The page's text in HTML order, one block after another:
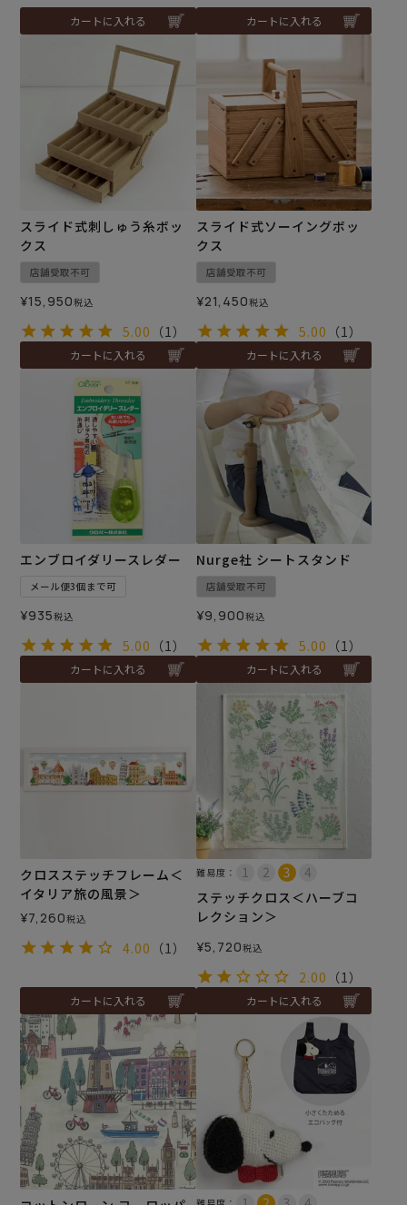
カートに入れる カートに入れる
スライド式刺しゅう糸ボッ
クス
店舗受取不可
¥15,950税込
5.00 （1）
カートに入れる
スライド式ソーイングボッ
クス
店舗受取不可
¥21,450税込
5.00 （1）
カートに入れる
エンブロイダリースレダー
メール便3個まで可
¥935税込
5.00 （1）
カートに入れる
Nurge社 シートスタンド
店舗受取不可
¥9,900税込
5.00 （1）
カートに入れる
クロスステッチフレーム＜
イタリア旅の風景＞
¥7,260税込
4.00 （1）
カートに入れる
難易度：
ステッチクロス＜ハーブコ
レクション＞
¥5,720税込
2.00 （1）
カートに入れる